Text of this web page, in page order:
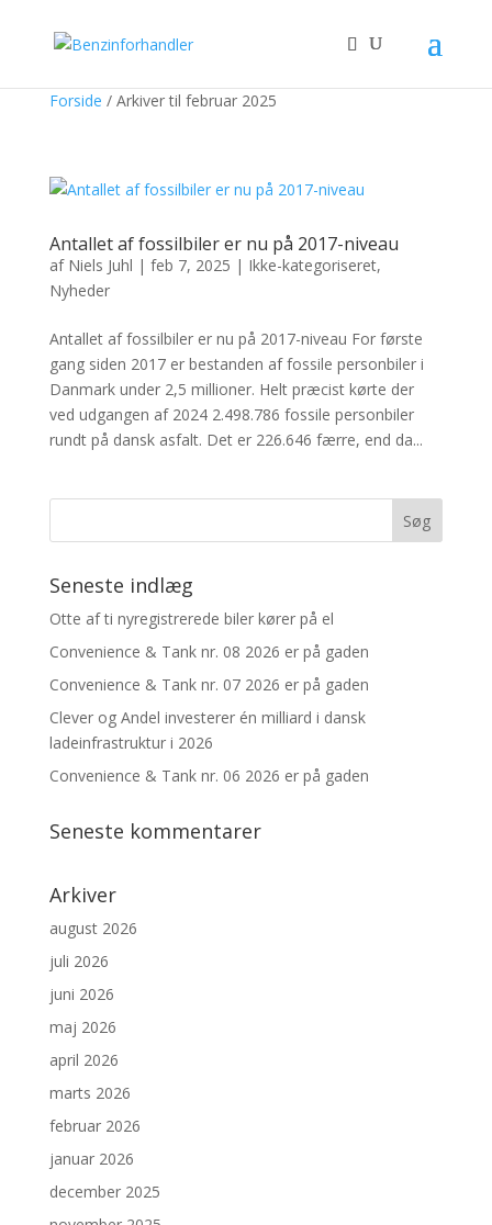
Forside / Arkiver til februar 2025
Antallet af fossilbiler er nu på 2017-niveau
af Niels Juhl | feb 7, 2025 | Ikke-kategoriseret,
Nyheder
Antallet af fossilbiler er nu på 2017-niveau For første
gang siden 2017 er bestanden af fossile personbiler i
Danmark under 2,5 millioner. Helt præcist kørte der
ved udgangen af 2024 2.498.786 fossile personbiler
rundt på dansk asfalt. Det er 226.646 færre, end da...
Seneste indlæg
Otte af ti nyregistrerede biler kører på el
Convenience & Tank nr. 08 2026 er på gaden
Convenience & Tank nr. 07 2026 er på gaden
Clever og Andel investerer én milliard i dansk
ladeinfrastruktur i 2026
Convenience & Tank nr. 06 2026 er på gaden
Seneste kommentarer
Arkiver
august 2026
juli 2026
juni 2026
maj 2026
april 2026
marts 2026
februar 2026
januar 2026
december 2025